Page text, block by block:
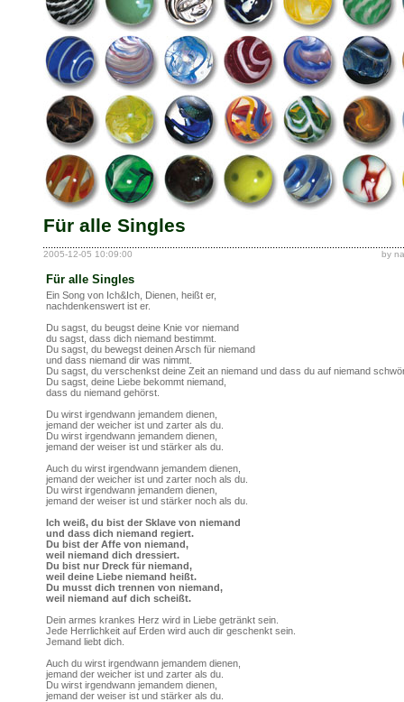
Für alle Singles
2005-12-05 10:09:00 by
Für alle Singles
Ein Song von Ich&Ich, Dienen, heißt er,
nachdenkenswert ist er.
Du sagst, du beugst deine Knie vor niemand
du sagst, dass dich niemand bestimmt.
Du sagst, du bewegst deinen Arsch für niemand
und dass niemand dir was nimmt.
Du sagst, du verschenkst deine Zeit an niemand und dass du auf niemand
Du sagst, deine Liebe bekommt niemand,
dass du niemand gehörst.
Du wirst irgendwann jemandem dienen,
jemand der weicher ist und zarter als du.
Du wirst irgendwann jemandem dienen,
jemand der weiser ist und stärker als du.
Auch du wirst irgendwann jemandem dienen,
jemand der weicher ist und zarter noch als du.
Du wirst irgendwann jemandem dienen,
jemand der weiser ist und stärker noch als du.
Ich weiß, du bist der Sklave von niemand
und dass dich niemand regiert.
Du bist der Affe von niemand,
weil niemand dich dressiert.
Du bist nur Dreck für niemand,
weil deine Liebe niemand heißt.
Du musst dich trennen von niemand,
weil niemand auf dich scheißt.
Dein armes krankes Herz wird in Liebe getränkt sein.
Jede Herrlichkeit auf Erden wird auch dir geschenkt sein.
Jemand liebt dich.
Auch du wirst irgendwann jemandem dienen,
jemand der weicher ist und zarter als du.
Du wirst irgendwann jemandem dienen,
jemand der weiser ist und stärker als du.